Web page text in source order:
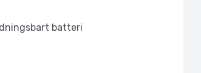
batteri